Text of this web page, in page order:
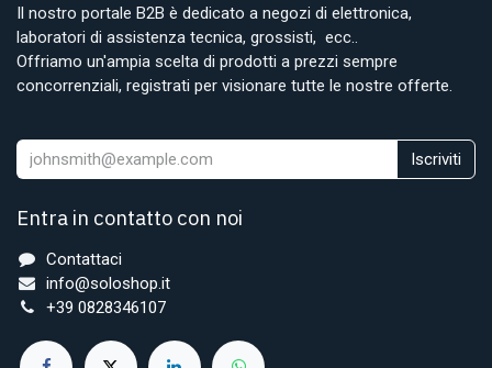
Il nostro portale B2B è dedicato a negozi di elettronica,
laboratori di assistenza tecnica, grossisti, ecc..
Offriamo un'ampia scelta di prodotti a prezzi sempre
concorrenziali, registrati per visionare tutte le nostre offerte.
Iscriviti
Entra in contatto con noi
Contattaci
info@soloshop.it
+39 0828346107